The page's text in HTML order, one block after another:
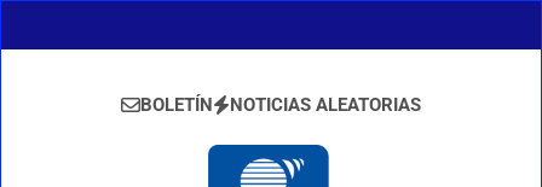
BOLETÍN NOTICIAS ALEATORIAS